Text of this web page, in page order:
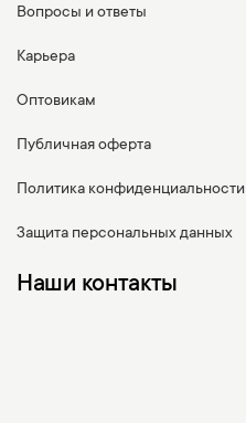
Вопросы и ответы
Карьера
Оптовикам
Публичная оферта
Политика конфиденциальности
Защита персональных данных
Наши контакты